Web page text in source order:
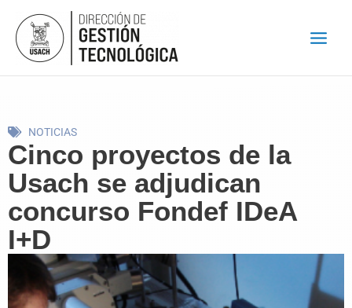
contenido
NOTICIAS
Cinco proyectos de la
Usach se adjudican
concurso Fondef IDeA
I+D